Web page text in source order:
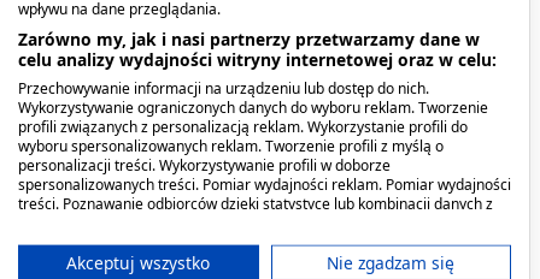
Widzenie błysków światła.
Jaskrawe widzenie.
Wrażliwość na światło.
Łzawienie oczu.
Kołatanie serca.
Szybkie bicie serca.
wpływu na dane przeglądania.
Zarówno my, jak i nasi partnerzy przetwarzamy dane w
celu analizy wydajności witryny internetowej oraz w celu:
Przechowywanie informacji na urządzeniu lub dostęp do nich.
Wykorzystywanie ograniczonych danych do wyboru reklam. Tworzenie
profili związanych z personalizacją reklam. Wykorzystanie profili do
wyboru spersonalizowanych reklam. Tworzenie profili z myślą o
personalizacji treści. Wykorzystywanie profili w doborze
spersonalizowanych treści. Pomiar wydajności reklam. Pomiar wydajności
treści. Poznawanie odbiorców dzięki statystyce lub kombinacji danych z
ograniczonych danych do wyboru treści.
Dane mogą być udostępniane poza Unię Europejską i wysyłane do USA.
Akceptuj wszystko
Nie zgadzam się